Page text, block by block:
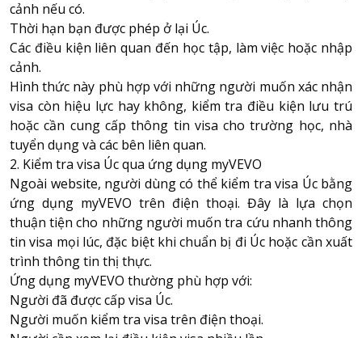
cảnh nếu có.
Thời hạn bạn được phép ở lại Úc.
Các điều kiện liên quan đến học tập, làm việc hoặc nhập
cảnh.
Hình thức này phù hợp với những người muốn xác nhận
visa còn hiệu lực hay không, kiểm tra điều kiện lưu trú
hoặc cần cung cấp thông tin visa cho trường học, nhà
tuyển dụng và các bên liên quan.
2. Kiểm tra visa Úc qua ứng dụng myVEVO
Ngoài website, người dùng có thể kiểm tra visa Úc bằng
ứng dụng myVEVO trên điện thoại. Đây là lựa chọn
thuận tiện cho những người muốn tra cứu nhanh thông
tin visa mọi lúc, đặc biệt khi chuẩn bị đi Úc hoặc cần xuất
trình thông tin thị thực.
Ứng dụng myVEVO thường phù hợp với:
Người đã được cấp visa Úc.
Người muốn kiểm tra visa trên điện thoại.